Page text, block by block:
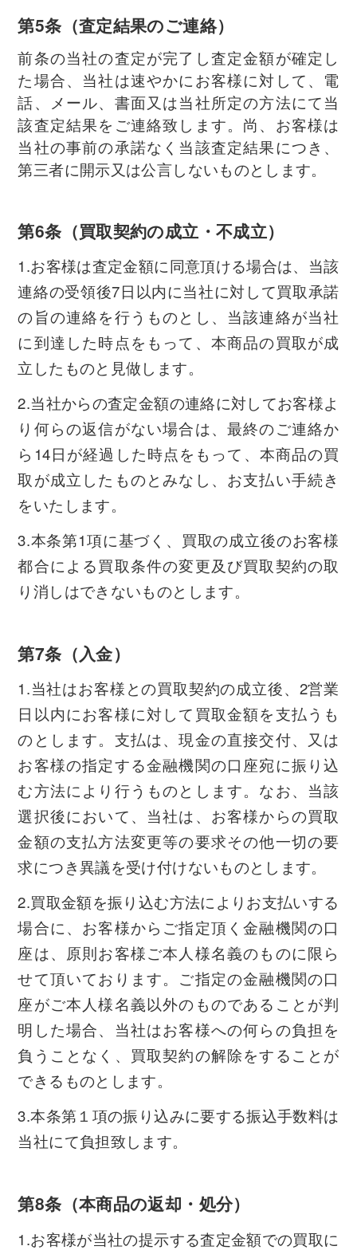
第5条（査定結果のご連絡）
前条の当社の査定が完了し査定金額が確定し
た場合、当社は速やかにお客様に対して、電
話、メール、書面又は当社所定の方法にて当
該査定結果をご連絡致します。尚、お客様は
当社の事前の承諾なく当該査定結果につき、
第三者に開示又は公言しないものとします。
第6条（買取契約の成立・不成立）
1.お客様は査定金額に同意頂ける場合は、当該
連絡の受領後7日以内に当社に対して買取承諾
の旨の連絡を行うものとし、当該連絡が当社
に到達した時点をもって、本商品の買取が成
立したものと見做します。
2.当社からの査定金額の連絡に対してお客様よ
り何らの返信がない場合は、最終のご連絡か
ら14日が経過した時点をもって、本商品の買
取が成立したものとみなし、お支払い手続き
をいたします。
3.本条第1項に基づく、買取の成立後のお客様
都合による買取条件の変更及び買取契約の取
り消しはできないものとします。
第7条（入金）
1.当社はお客様との買取契約の成立後、2営業
日以内にお客様に対して買取金額を支払うも
のとします。支払は、現金の直接交付、又は
お客様の指定する金融機関の口座宛に振り込
む方法により行うものとします。なお、当該
選択後において、当社は、お客様からの買取
金額の支払方法変更等の要求その他一切の要
求につき異議を受け付けないものとします。
2.買取金額を振り込む方法によりお支払いする
場合に、お客様からご指定頂く金融機関の口
座は、原則お客様ご本人様名義のものに限ら
せて頂いております。ご指定の金融機関の口
座がご本人様名義以外のものであることが判
明した場合、当社はお客様への何らの負担を
負うことなく、買取契約の解除をすることが
できるものとします。
3.本条第１項の振り込みに要する振込手数料は
当社にて負担致します。
第8条（本商品の返却・処分）
1.お客様が当社の提示する査定金額での買取に